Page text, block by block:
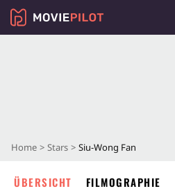
Home Stars Siu-Wong Fan
ÜBERSICHT FILMOGRAPHIE